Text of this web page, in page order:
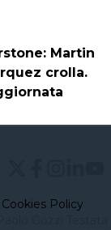
Martin
crolla.
Policy